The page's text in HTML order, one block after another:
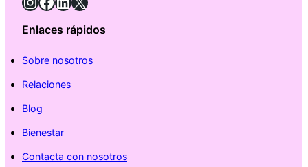
Enlaces rápidos
Sobre nosotros
Relaciones
Blog
Bienestar
Contacta con nosotros